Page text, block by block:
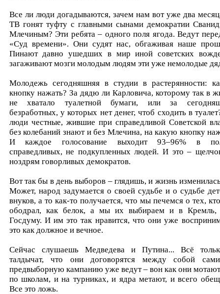
Все ли люди догадываются, зачем нам вот уже два
ТВ гонят туфту с главными сынами демократии
Млечиным? Эти ребята – одного поля ягода. Ведут
«Суд времени». Они судят нас, обгаживая наше
Пинают давно ушедших в мир иной советских
загаживают мозги молодым людям эти уже немолодые
Молодежь сегодняшняя в студии в растерянности:
кнопку нажать? За дядю ли Карловича, которому так в
не хватало туалетной бумаги, или за
безработных, у которых нет денег, чтоб сходить в
люди честные, жившие при справедливой Советской
без колебаний знают и без Млечина, на какую кнопку
И каждое голосование выходит 93–96% в
справедливых, не подкупленных людей. И это –
ноздрям говорливых демократов.
Вот так бы в день выборов – глядишь, и жизнь
Может, народ задумается о своей судьбе и о судьбе
внуков, а то как-то получается, что мы печемся о тех,
ободрал, как белок, а мы их выбираем и в
Госдуму. И им это так нравится, что они уже
это как должное и вечное.
Сейчас слушаешь Медведева и Путина... Всё
талдычат, что они договорятся между собой
предвыборную кампанию уже ведут – вон как они
по школам, и на турниках, и ядра метают, и всего
Все это ложь.